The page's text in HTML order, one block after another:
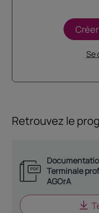
Se
Retrouvez le
Terminale
AGOrA